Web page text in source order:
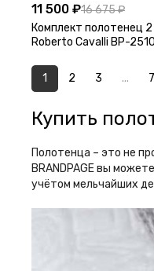
11 500 ₽16 675 ₽
Комплект полотенец
Roberto Cavalli BP-
1 2 3 ... 7
Купить
Полотенца – это не
BRANDPAGE вы
учётом мельчайших